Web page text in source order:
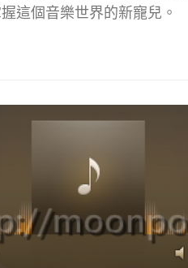
這個音樂世界的新寵兒。